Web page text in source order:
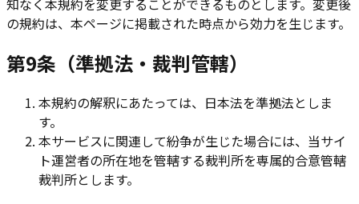
知なく本規約を変更することができるものとします。変更後
の規約は、本ページに掲載された時点から効力を生じます。
第9条（準拠法・裁判管轄）
本規約の解釈にあたっては、日本法を準拠法としま
す。
本サービスに関連して紛争が生じた場合には、当サイ
ト運営者の所在地を管轄する裁判所を専属的合意管轄
裁判所とします。